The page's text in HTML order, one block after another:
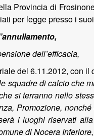
Provincia di
per legge presso i
dell’efficacia,
del 6.11.2012, con
di calcio che
si terranno nello
Promozione,
i luoghi riservati
di Nocera